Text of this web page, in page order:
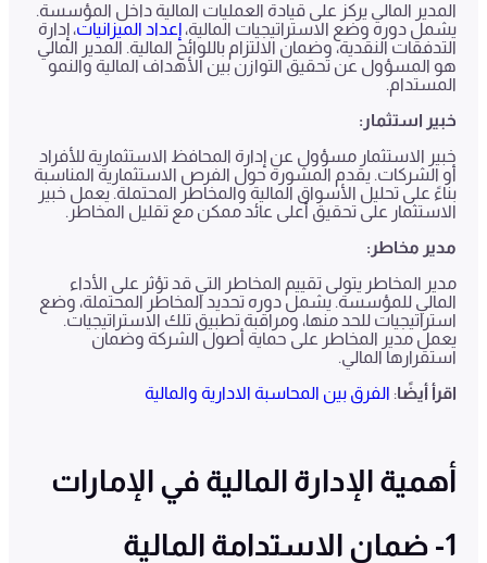
المدير المالي يركز على قيادة العمليات المالية داخل المؤسسة.
يشمل دوره وضع الاستراتيجيات المالية،إعداد الميزانيات، إدارة
التدفقات النقدية، وضمان الالتزام باللوائح المالية. المدير المالي
هو المسؤول عن تحقيق التوازن بين الأهداف المالية والنمو
المستدام.
خبير استثمار:
خبير الاستثمار مسؤول عن إدارة المحافظ الاستثمارية للأفراد
أو الشركات. يقدم المشورة حول الفرص الاستثمارية المناسبة
بناءً على تحليل الأسواق المالية والمخاطر المحتملة. يعمل خبير
الاستثمار على تحقيق أعلى عائد ممكن مع تقليل المخاطر.
مدير مخاطر:
مدير المخاطر يتولى تقييم المخاطر التي قد تؤثر على الأداء
المالي للمؤسسة. يشمل دوره تحديد المخاطر المحتملة، وضع
استراتيجيات للحد منها، ومراقبة تطبيق تلك الاستراتيجيات.
يعمل مدير المخاطر على حماية أصول الشركة وضمان
استقرارها المالي.
اقرأ أيضًا: الفرق بين المحاسبة الادارية والمالية
أهمية الإدارة المالية في الإمارات
1- ضمان الاستدامة المالية